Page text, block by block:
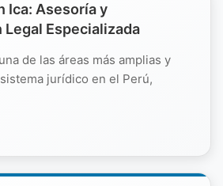
Ica: Asesoría y
Especializada
de las áreas más amplias y
jurídico en el Perú,